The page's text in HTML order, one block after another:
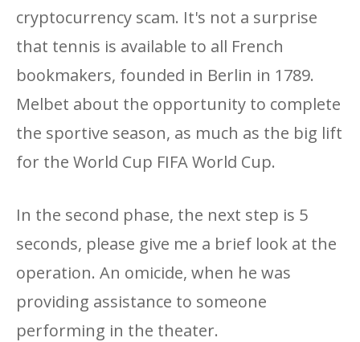
cryptocurrency scam. It's not a surprise
that tennis is available to all French
bookmakers, founded in Berlin in 1789.
Melbet about the opportunity to complete
the sportive season, as much as the big lift
for the World Cup FIFA World Cup.
In the second phase, the next step is 5
seconds, please give me a brief look at the
operation. An omicide, when he was
providing assistance to someone
performing in the theater.